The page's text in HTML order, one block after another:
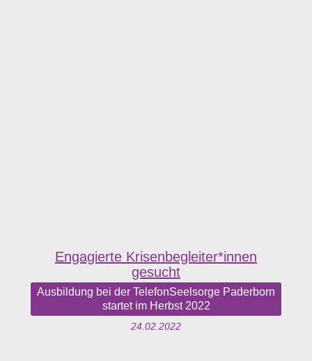
Engagierte Krisenbegleiter*innen
gesucht
Ausbildung bei der TelefonSeelsorge Paderborn
startet im Herbst 2022
24.02.2022